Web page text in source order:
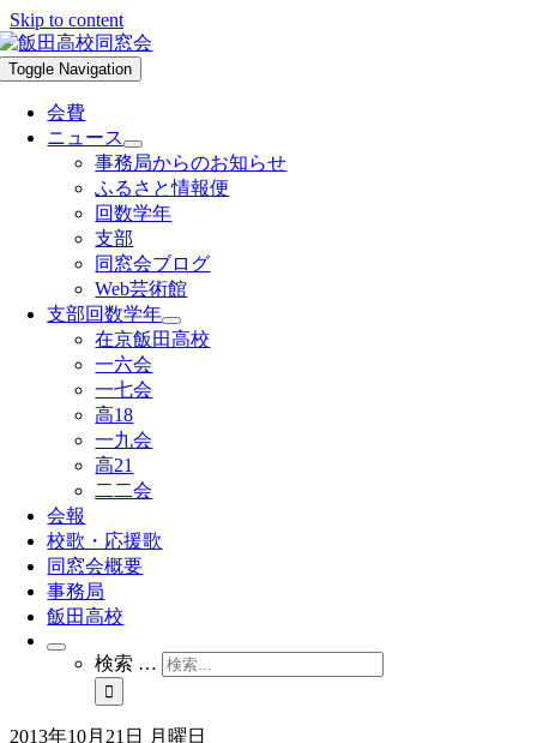
Skip to content
Toggle Navigation
会費
ニュース
事務局からのお知らせ
ふるさと情報便
回数学年
支部
同窓会ブログ
Web芸術館
支部回数学年
在京飯田高校
一六会
一七会
高18
一九会
高21
二二会
会報
校歌・応援歌
同窓会概要
事務局
飯田高校
検索 …
2013年10月21日 月曜日